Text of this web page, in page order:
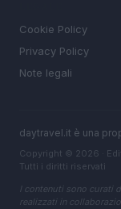
Cookie Policy
Privacy Policy
Note legali
daytravel.it è una
Copyright © 2026 ·
Tutti i diritti riservati
I contenuti sono curati
realizzati in